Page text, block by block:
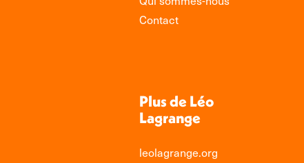
Contact
Plus de Léo
Lagrange
leolagrange.org